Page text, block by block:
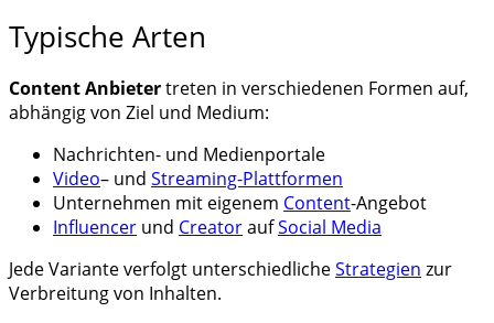
Typische Arten
Content Anbietertreten in verschiedenen Formen auf,
abhängig von Ziel und Medium:
Nachrichten- und Medienportale
Video– und Streaming-Plattformen
Unternehmen mit eigenem Content-Angebot
Influencer und CreatoraufSocial Media
Jede Variante verfolgt unterschiedlicheStrategien zur
Verbreitung von Inhalten.